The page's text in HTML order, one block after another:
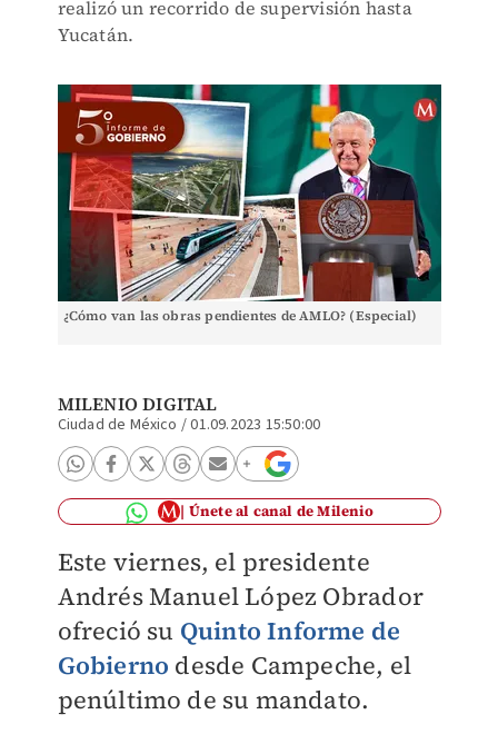
realizó un recorrido de supervisión hasta
Yucatán.
¿Cómo van las obras pendientes de AMLO? (Especial)
MILENIO DIGITAL
Ciudad de México /01.09.2023 15:50:00
Únete al canal de Milenio
Este viernes, el presidente
Andrés Manuel López Obrador
ofreció su Quinto Informe de
Gobierno desde Campeche, el
penúltimo de su mandato.